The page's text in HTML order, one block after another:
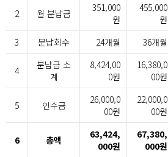
2 월 분납금
351,000
원
455,000
원
3
분납회수 24개월 36개월
4
분납금 소
계
8,424,00
0원
16,380,0
00원
5 인수금
26,000,0
00원
22,000,0
00원
6 총액
63,424,
000원
67,380,
000원